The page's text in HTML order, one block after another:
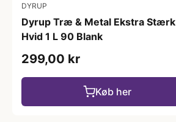
DYRUP
Dyrup Træ & Metal Ekstra Stærk
Hvid 1 L 90 Blank
299,00 kr
Køb her